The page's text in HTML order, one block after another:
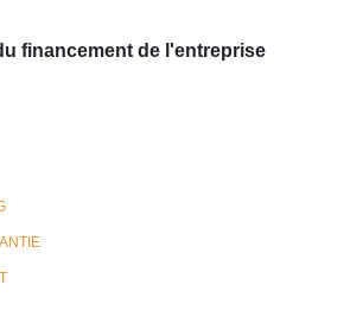
financement de l'entreprise